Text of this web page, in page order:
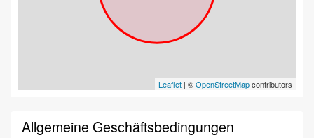
Leaflet | ©OpenStreetMapcontributors
Allgemeine Geschäftsbedingungen